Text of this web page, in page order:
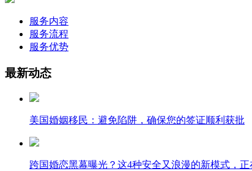
服务内容
服务流程
服务优势
最新动态
美国婚姻移民：避免陷阱，确保您的签证顺利获批
跨国婚恋黑幕曝光？这4种安全又浪漫的新模式，正